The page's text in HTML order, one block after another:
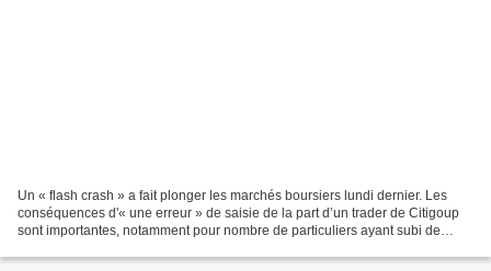
Un « flash crash » a fait plonger les marchés boursiers lundi dernier. Les
conséquences d'« une erreur » de saisie de la part d’un trader de Citigoup
sont importantes, notamment pour nombre de particuliers ayant subi de